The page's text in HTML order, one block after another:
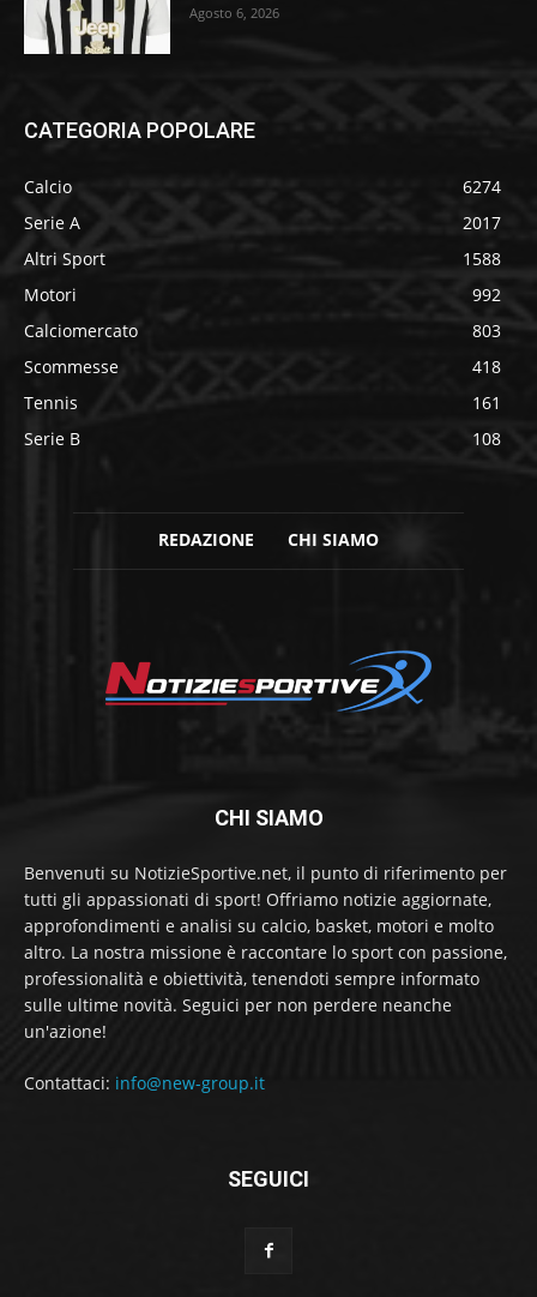
Agosto 6, 2026
CATEGORIA POPOLARE
Calcio
6274
Serie A
2017
Altri Sport
1588
Motori
992
Calciomercato
803
Scommesse
418
Tennis
161
Serie B
108
REDAZIONE CHI SIAMO
CHI SIAMO
Benvenuti su NotizieSportive.net, il punto di riferimento per
tutti gli appassionati di sport! Offriamo notizie aggiornate,
approfondimenti e analisi su calcio, basket, motori e molto
altro. La nostra missione è raccontare lo sport con passione,
professionalità e obiettività, tenendoti sempre informato
sulle ultime novità. Seguici per non perdere neanche
un'azione!
Contattaci: info@new-group.it
SEGUICI